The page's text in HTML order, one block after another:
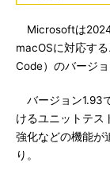
Microsoftは2024
macOSに対応す
Code）のバージ
バージョン1.93
けるユニットテ
強化などの機能が
り。